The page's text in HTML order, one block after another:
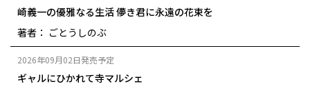
崎義一の優雅なる生活 儚き君に永遠の花束を
著者： ごとうしのぶ
2026年09月02日発売予定
ギャルにひかれて寺マルシェ